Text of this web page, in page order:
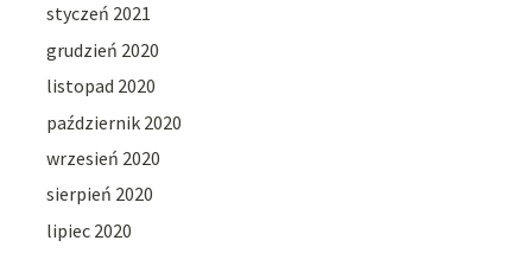
styczeń 2021
grudzień 2020
listopad 2020
październik 2020
wrzesień 2020
sierpień 2020
lipiec 2020